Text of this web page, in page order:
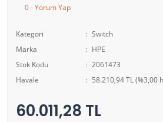
0 - Yorum Yap
Kategori
Switch
Marka
HPE
Stok Kodu
2061473
Havale
58.210,94 TL (%3,00
60.011,28 TL